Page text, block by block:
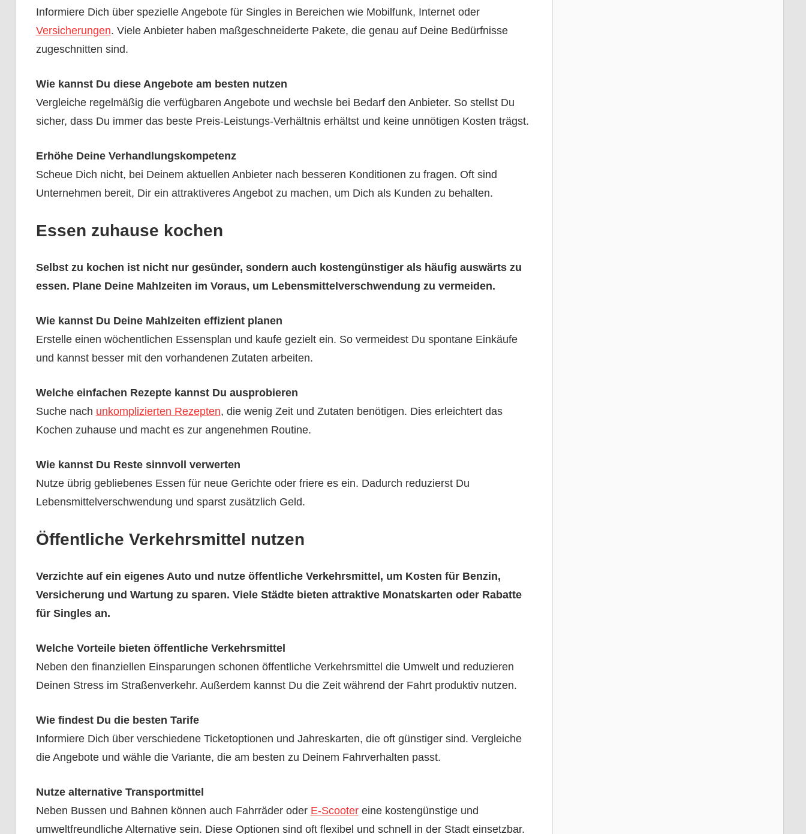
Informiere Dich über spezielle Angebote für Singles in Bereichen wie Mobilfunk, Internet oder
Versicherungen. Viele Anbieter haben maßgeschneiderte Pakete, die genau auf Deine Bedürfnisse
zugeschnitten sind.
Wie kannst Du diese Angebote am besten nutzen
Vergleiche regelmäßig die verfügbaren Angebote und wechsle bei Bedarf den Anbieter. So stellst Du
sicher, dass Du immer das beste Preis-Leistungs-Verhältnis erhältst und keine unnötigen Kosten trägst.
Erhöhe Deine Verhandlungskompetenz
Scheue Dich nicht, bei Deinem aktuellen Anbieter nach besseren Konditionen zu fragen. Oft sind
Unternehmen bereit, Dir ein attraktiveres Angebot zu machen, um Dich als Kunden zu behalten.
Essen zuhause kochen
Selbst zu kochen ist nicht nur gesünder, sondern auch kostengünstiger als häufig auswärts zu
essen. Plane Deine Mahlzeiten im Voraus, um Lebensmittelverschwendung zu vermeiden.
Wie kannst Du Deine Mahlzeiten effizient planen
Erstelle einen wöchentlichen Essensplan und kaufe gezielt ein. So vermeidest Du spontane Einkäufe
und kannst besser mit den vorhandenen Zutaten arbeiten.
Welche einfachen Rezepte kannst Du ausprobieren
Suche nach unkomplizierten Rezepten, die wenig Zeit und Zutaten benötigen. Dies erleichtert das
Kochen zuhause und macht es zur angenehmen Routine.
Wie kannst Du Reste sinnvoll verwerten
Nutze übrig gebliebenes Essen für neue Gerichte oder friere es ein. Dadurch reduzierst Du
Lebensmittelverschwendung und sparst zusätzlich Geld.
Öffentliche Verkehrsmittel nutzen
Verzichte auf ein eigenes Auto und nutze öffentliche Verkehrsmittel, um Kosten für Benzin,
Versicherung und Wartung zu sparen. Viele Städte bieten attraktive Monatskarten oder Rabatte
für Singles an.
Welche Vorteile bieten öffentliche Verkehrsmittel
Neben den finanziellen Einsparungen schonen öffentliche Verkehrsmittel die Umwelt und reduzieren
Deinen Stress im Straßenverkehr. Außerdem kannst Du die Zeit während der Fahrt produktiv nutzen.
Wie findest Du die besten Tarife
Informiere Dich über verschiedene Ticketoptionen und Jahreskarten, die oft günstiger sind. Vergleiche
die Angebote und wähle die Variante, die am besten zu Deinem Fahrverhalten passt.
Nutze alternative Transportmittel
Neben Bussen und Bahnen können auch Fahrräder oder E-Scootereine kostengünstige und
umweltfreundliche Alternative sein. Diese Optionen sind oft flexibel und schnell in der Stadt einsetzbar.